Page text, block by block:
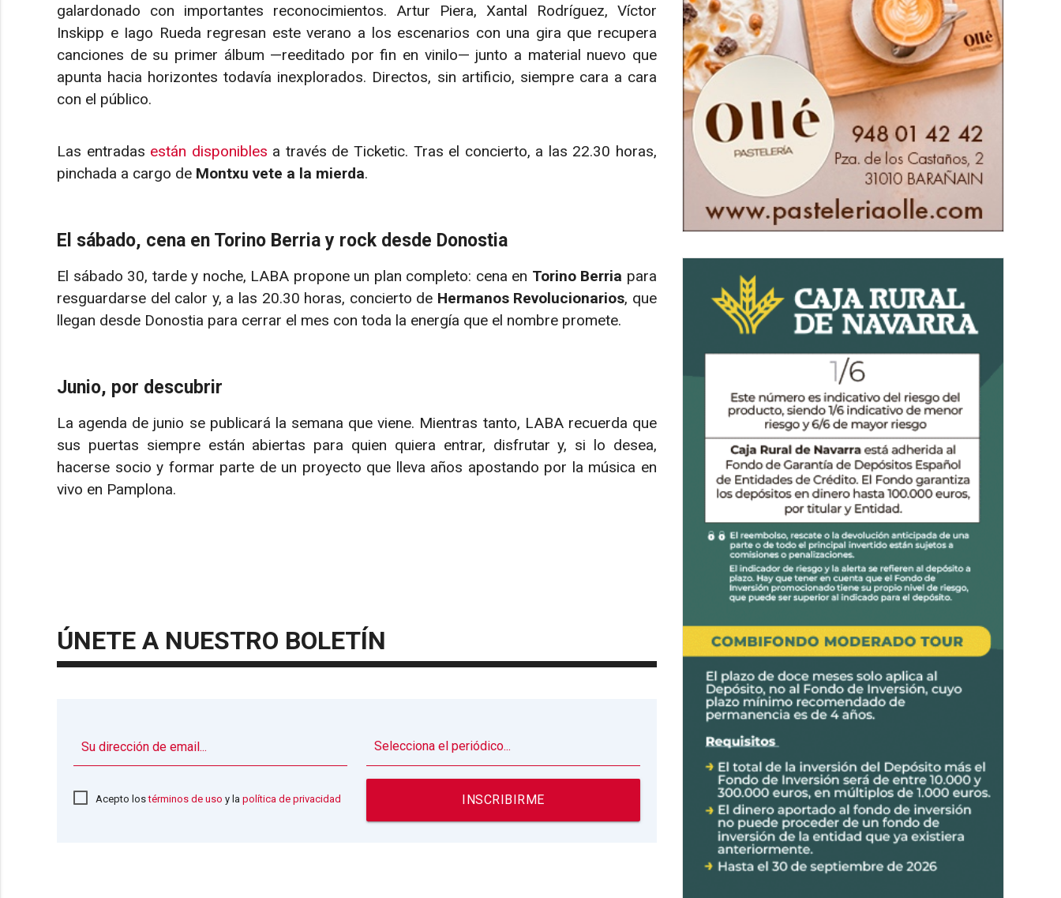
galardonado con importantes reconocimientos. Artur Piera, Xantal Rodríguez, Víctor
Inskipp e Iago Rueda regresan este verano a los escenarios con una gira que recupera
canciones de su primer álbum —reeditado por fin en vinilo— junto a material nuevo que
apunta hacia horizontes todavía inexplorados. Directos, sin artificio, siempre cara a cara
con el público.
Las entradas están disponibles a través de Ticketic. Tras el concierto, a las 22.30 horas,
pinchada a cargo de Montxu vete a la mierda.
El sábado, cena en Torino Berria y rock desde Donostia
El sábado 30, tarde y noche, LABA propone un plan completo: cena en Torino Berria para
resguardarse del calor y, a las 20.30 horas, concierto de Hermanos Revolucionarios, que
llegan desde Donostia para cerrar el mes con toda la energía que el nombre promete.
Junio, por descubrir
La agenda de junio se publicará la semana que viene. Mientras tanto, LABA recuerda que
sus puertas siempre están abiertas para quien quiera entrar, disfrutar y, si lo desea,
hacerse socio y formar parte de un proyecto que lleva años apostando por la música en
vivo en Pamplona.
ÚNETE A NUESTRO BOLETÍN
Acepto lostérminos de uso y la política de privacidad INSCRIBIRME